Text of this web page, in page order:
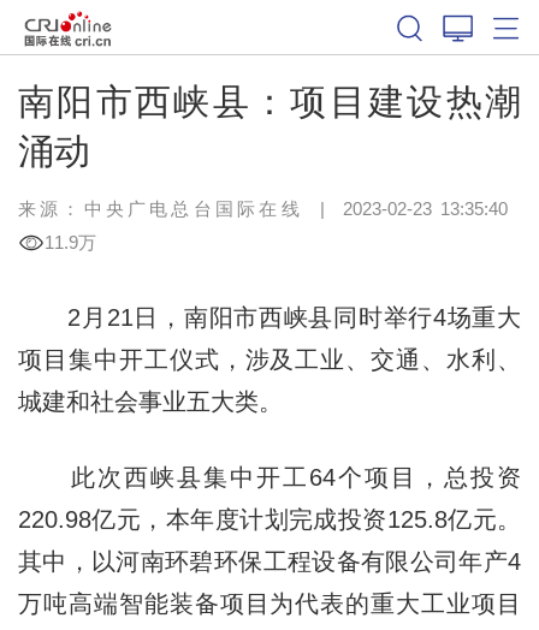
南阳市西峡县：项目建设热潮
涌动
来源：中央广电总台国际在线 | 2023-02-23 13:35:40
11.9万
2月21日，南阳市西峡县同时举行4场重大
项目集中开工仪式，涉及工业、交通、水利、
城建和社会事业五大类。
此次西峡县集中开工64个项目，总投资
220.98亿元，本年度计划完成投资125.8亿元。
其中，以河南环碧环保工程设备有限公司年产4
万吨高端智能装备项目为代表的重大工业项目